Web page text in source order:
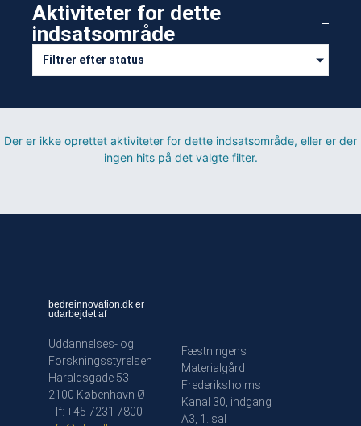
Aktiviteter for dette
indsatsområde​
Filtrer efter status
Der er ikke oprettet aktiviteter for dette indsatsområde, eller er der
ingen hits på det valgte filter.
bedreinnovation.dk er
udarbejdet af
Uddannelses- og
Forskningsstyrelsen
Haraldsgade 53
2100 København Ø
Tlf: +45 7231 7800
Fæstningens
Materialgård
Frederiksholms
Kanal 30, indgang
A3, 1. sal